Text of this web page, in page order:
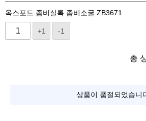
옥스포드 좀비실록 좀비소굴 ZB3671
+1 -1
총
상품이 품절되었습니